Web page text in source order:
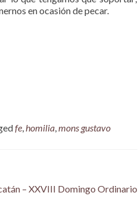
en ocasión de pecar.
fe,homilia,mons gustavo
– XXVIII Domingo Ordinario